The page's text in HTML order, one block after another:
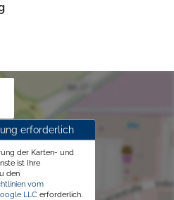
erforderlich
der Karten- und
ist Ihre
den
vom
LLC erforderlich.